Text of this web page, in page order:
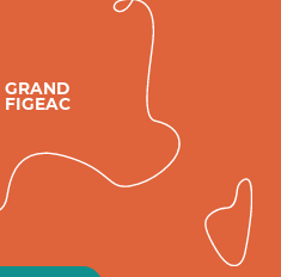
GRAND
FIGEAC